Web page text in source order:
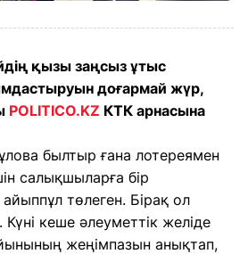
қызы заңсыз ұтыс
доғармай жүр,
POLITICO.KZ КТК арнасына
былтыр ғана лотереямен
салықшыларға бір
төлеген. Бірақ ол
кеше әлеуметтік желіде
жеңімпазын анықтап,